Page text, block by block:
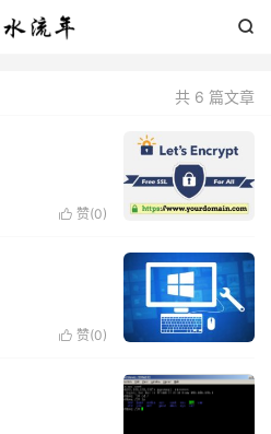

共 6 篇文章
 赞(0)
 赞(0)